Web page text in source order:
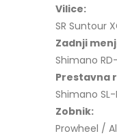
Vilice:
SR Suntour
Zadnji
Shimano
Prestavna
Shimano
Zobnik:
Prowheel /